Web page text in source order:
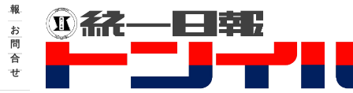
報
お
問
合
せ